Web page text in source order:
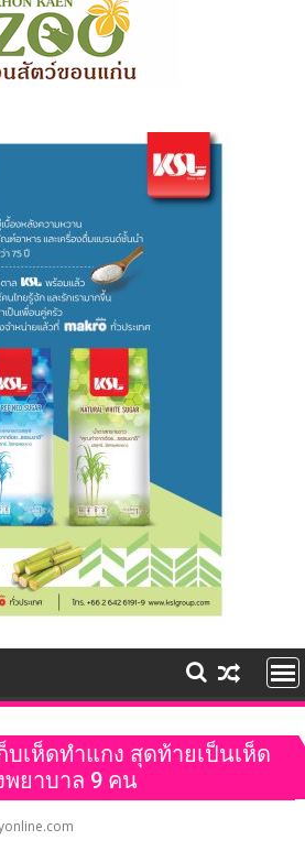
บเห็ดทำแกง สุดท้ายเป็นเห็ด
พยาบาล 9 คน